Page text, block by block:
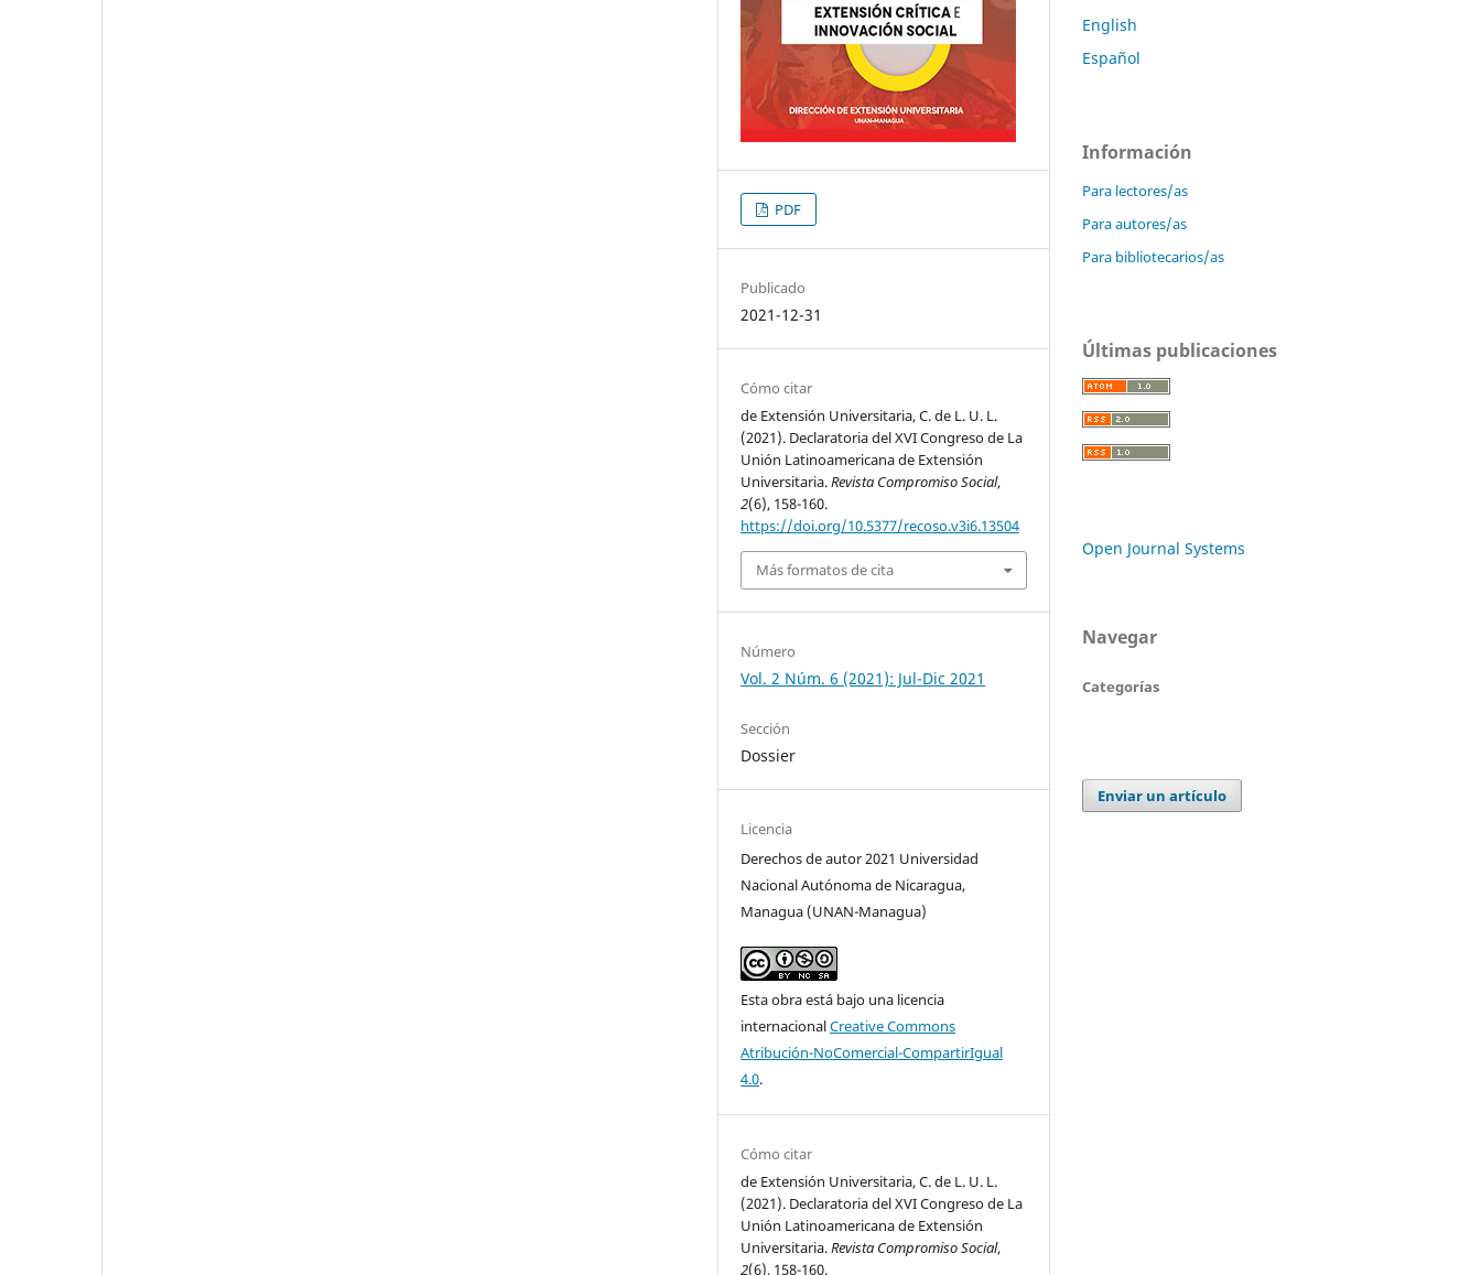
PDF
Publicado
2021-12-31
Cómo citar
de Extensión Universitaria, C. de L. U. L.
(2021). Declaratoria del XVI Congreso de La
Unión Latinoamericana de Extensión
Universitaria.Revista Compromiso Social,
2(6), 158-160.
https://doi.org/10.5377/recoso.v3i6.13504
Más formatos de cita
Número
Vol. 2 Núm. 6 (2021): Jul-Dic 2021
Sección
Dossier
Licencia
Derechos de autor 2021 Universidad
Nacional Autónoma de Nicaragua,
Managua (UNAN-Managua)
Esta obra está bajo una licencia
internacionalCreative Commons
Atribución-NoComercial-CompartirIgual
4.0.
Cómo citar
de Extensión Universitaria, C. de L. U. L.
(2021). Declaratoria del XVI Congreso de La
Unión Latinoamericana de Extensión
Universitaria.Revista Compromiso Social,
2(6), 158-160.
English
Español
Información
Para lectores/as
Para autores/as
Para bibliotecarios/as
Últimas publicaciones
Open Journal Systems
Navegar
Categorías
Enviar un artículo